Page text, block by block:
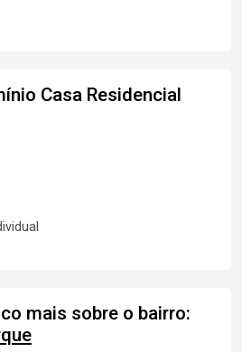
Casa Residencial
mais sobre o bairro: